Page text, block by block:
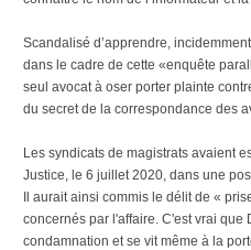
Scandalisé d’apprendre,
dans le cadre de cette «enquête
seul avocat à oser porter plainte
du secret de la correspondance des
Les syndicats de magistrats avaient
Justice, le 6 juillet 2020, dans une
Il aurait ainsi commis le délit de «
concernés par l'affaire. C'est vrai
condamnation et se vit même à la